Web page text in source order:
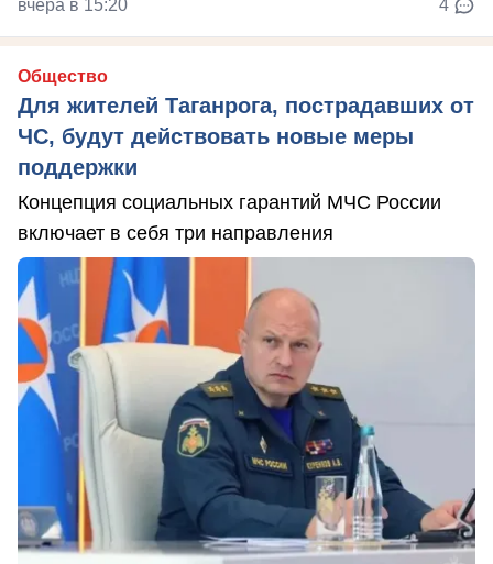
вчера в 15:20 4
Общество
Для жителей Таганрога, пострадавших от
ЧС, будут действовать новые меры
поддержки
Концепция социальных гарантий МЧС России
включает в себя три направления